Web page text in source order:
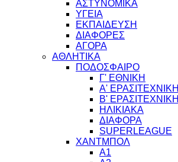
ΑΣΤΥΝΟΜΙΚΑ
ΥΓΕΙΑ
ΕΚΠΑΙΔΕΥΣΗ
ΔΙΑΦΟΡΕΣ
ΑΓΟΡΑ
ΑΘΛΗΤΙΚΑ
ΠΟΔΟΣΦΑΙΡΟ
Γ' ΕΘΝΙΚΗ
Α' ΕΡΑΣΙΤΕΧΝΙΚΗ
Β' ΕΡΑΣΙΤΕΧΝΙΚΗ
ΗΛΙΚΙΑΚΑ
ΔΙΑΦΟΡΑ
SUPERLEAGUE
ΧΑΝΤΜΠΟΛ
Α1